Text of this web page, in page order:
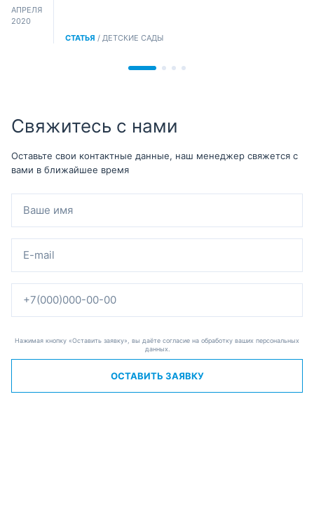
АПРЕЛЯ
2020
СТАТЬЯ / ДЕТСКИЕ САДЫ
Свяжитесь с нами
Оставьте свои контактные данные, наш менеджер свяжется с
вами в ближайшее время
Нажимая кнопку «Оставить заявку», вы даёте согласие на обработку ваших персональных
данных.
ОСТАВИТЬ ЗАЯВКУ